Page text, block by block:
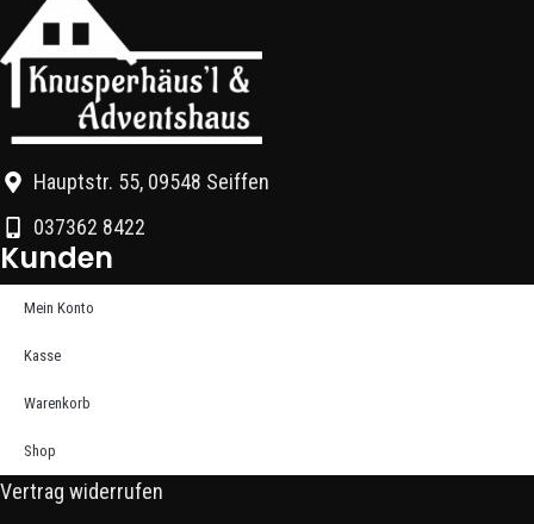
Hauptstr. 55, 09548 Seiffen
037362 8422
Kunden
Mein Konto
Kasse
Warenkorb
Shop
Vertrag widerrufen